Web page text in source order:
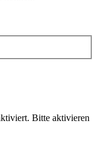
Bitte aktivieren